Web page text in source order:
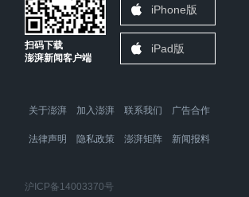
扫码下载
澎湃新闻客户端
iPhone版
iPad版
关于澎湃 加入澎湃 联系我们 广告合作
法律声明 隐私政策 澎湃矩阵 新闻报料
沪ICP备14003370号